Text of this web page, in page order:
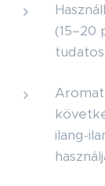
(15–20
ilang-